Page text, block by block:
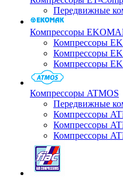
Передвижные
Компрессоры
Компрессоры
Компрессоры
Компрессоры
Компрессоры ATMOS
Передвижные
Компрессоры
Компрессоры
Компрессоры